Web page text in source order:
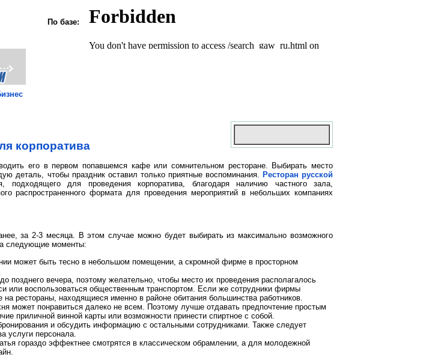
По базе:
корпоратива
его в первом попавшемся кафе или сомнительном ресторане. Выбирать место
деталь, чтобы праздник оставил только приятные воспоминания.
Ресторан русской
подходящего для проведения корпоратива, благодаря наличию частного зала,
распространенного формата для проведения мероприятий в небольших компаниях
за 2-3 месяца. В этом случае можно будет выбирать из максимально возможного
следующие моменты:
может быть тесно в небольшом помещении, а скромной фирме в просторном
позднего вечера, поэтому желательно, чтобы место их проведения располагалось
или воспользоваться общественным транспортом. Если же сотрудники фирмы
рестораны, находящиеся именно в районе обитания большинства работников.
может понравиться далеко не всем. Поэтому лучше отдавать предпочтение простым
приличной винной карты или возможности принести спиртное с собой.
и обсудить информацию с остальными сотрудниками. Также следует
услуги персонала.
гораздо эффектнее смотрятся в классическом обрамлении, а для молодежной